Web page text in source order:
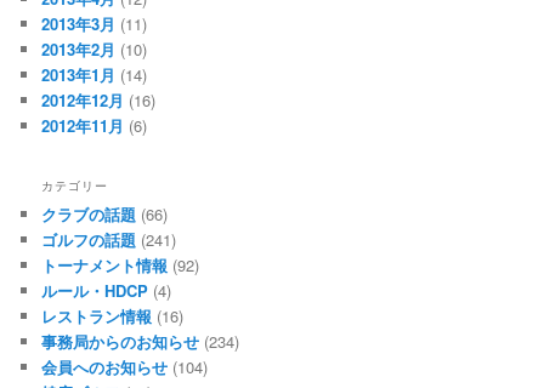
2013年3月 (11)
2013年2月 (10)
2013年1月 (14)
2012年12月 (16)
2012年11月 (6)
カテゴリー
クラブの話題 (66)
ゴルフの話題 (241)
トーナメント情報 (92)
ルール・HDCP (4)
レストラン情報 (16)
事務局からのお知らせ (234)
会員へのお知らせ (104)